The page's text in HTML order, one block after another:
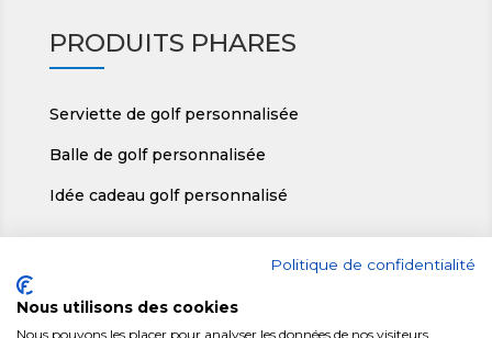
PRODUITS PHARES
Serviette de golf personnalisée
Balle de golf personnalisée
Idée cadeau golf personnalisé
Politique de confidentialité
Nous utilisons des cookies
Nous pouvons les placer pour analyser les données de nos visiteurs,